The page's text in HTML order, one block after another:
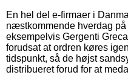
En hel del e-firmaer i
næstkommende hverdag
eksempelvis Gergenti
forudsat at ordren køres
tidspunkt, så de højst
distribueret forud for at